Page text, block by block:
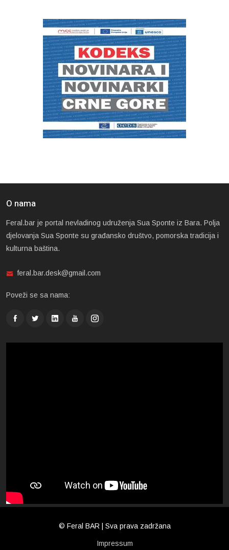
O nama
Feral.bar je portal nevladinog udruženja Sua Sponte iz Bara. Polja
djelovanja Sua Sponte su građansko društvo, pomorska tradicija i
kulturna baština.
feral.bar.desk@gmail.com
Poveži se sa nama:
© Feral BAR | Sva prava zadržana
Impressum